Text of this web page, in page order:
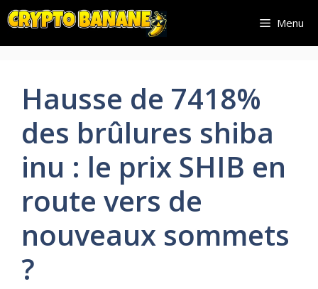
Aller
au
contenu
Menu
Hausse de 7418%
des brûlures shiba
inu : le prix SHIB en
route vers de
nouveaux sommets
?